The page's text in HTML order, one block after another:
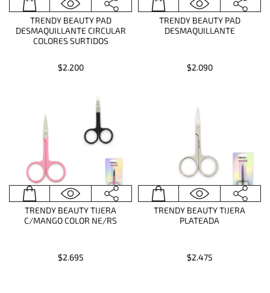
TRENDY BEAUTY PAD
DESMAQUILLANTE CIRCULAR
COLORES SURTIDOS
$2.200
TRENDY BEAUTY PAD
DESMAQUILLANTE
$2.090
TRENDY BEAUTY TIJERA
C/MANGO COLOR NE/RS
$2.695
TRENDY BEAUTY TIJERA
PLATEADA
$2.475